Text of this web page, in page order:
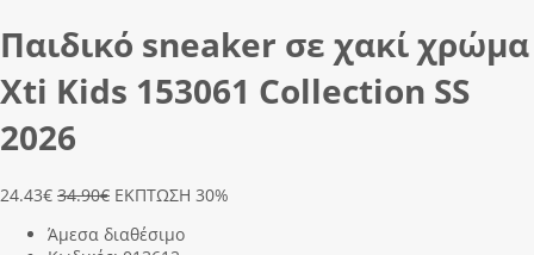
Παιδικό sneaker σε χακί χρώμα
Xti Kids 153061 Collection SS
2026
24.43€ 34.90€ ΕΚΠΤΩΣΗ 30%
Άμεσα διαθέσιμο